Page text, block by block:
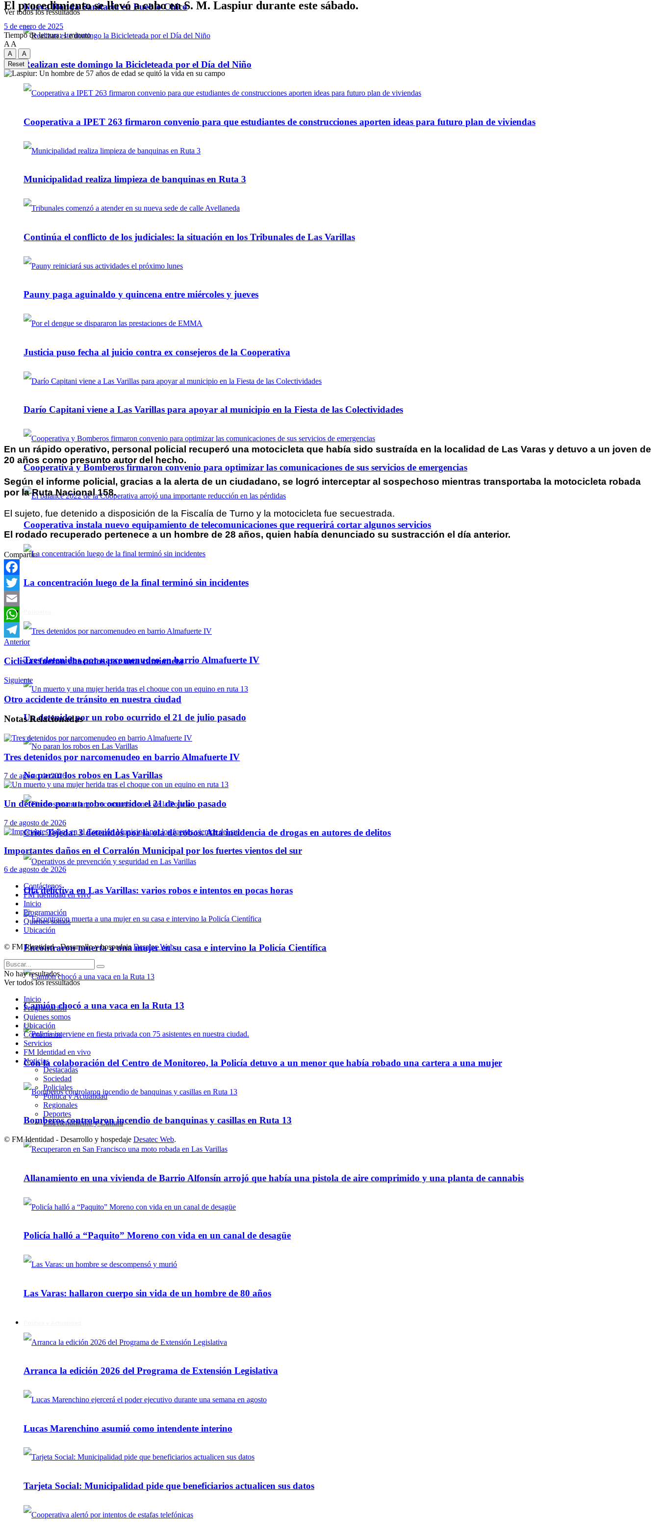
Nueva Ronda Sanitaria en Pueblo Chico
Realizan este domingo la Bicicleteada por el Día del Niño
Cooperativa a IPET 263 firmaron convenio para que estudiantes de construcciones aporten ideas para futuro plan de viviendas
Municipalidad realiza limpieza de banquinas en Ruta 3
Continúa el conflicto de los judiciales: la situación en los Tribunales de Las Varillas
Pauny paga aguinaldo y quincena entre miércoles y jueves
Justicia puso fecha al juicio contra ex consejeros de la Cooperativa
Darío Capitani viene a Las Varillas para apoyar al municipio en la Fiesta de las Colectividades
Cooperativa y Bomberos firmaron convenio para optimizar las comunicaciones de sus servicios de emergencias
Cooperativa instala nuevo equipamiento de telecomunicaciones que requerirá cortar algunos servicios
La concentración luego de la final terminó sin incidentes
Tres detenidos por narcomenudeo en barrio Almafuerte IV
Un detenido por un robo ocurrido el 21 de julio pasado
No paran los robos en Las Varillas
Crio. Tejeda: 3 detenidos por la ola de robos. Alta incidencia de drogas en autores de delitos
Ola delictiva en Las Varillas: varios robos e intentos en pocas horas
Encontraron muerta a una mujer en su casa e intervino la Policía Científica
Camión chocó a una vaca en la Ruta 13
Con la colaboración del Centro de Monitoreo, la Policía detuvo a un menor que había robado una cartera a una mujer
Bomberos controlaron incendio de banquinas y casillas en Ruta 13
Allanamiento en una vivienda de Barrio Alfonsín arrojó que había una pistola de aire comprimido y una planta de cannabis
Policía halló a “Paquito” Moreno con vida en un canal de desagüe
Las Varas: hallaron cuerpo sin vida de un hombre de 80 años
Arranca la edición 2026 del Programa de Extensión Legislativa
Lucas Marenchino asumió como intendente interino
Tarjeta Social: Municipalidad pide que beneficiarios actualicen sus datos
Ver todos los ressultados
El procedimiento se llevó a cabo en S. M. Laspiur durante este sábado.
5 de enero de 2025
Tiempo de lectura: 1 minuto
A A
A
A
Reset
En un rápido operativo, personal policial recuperó una motocicleta que había sido sustraída en la localidad de Las Varas y detuvo a un joven de
20 años como presunto autor del hecho.
Según el informe policial, gracias a la alerta de un ciudadano, se logró interceptar al sospechoso mientras transportaba la motocicleta robada
por la Ruta Nacional 158.
El sujeto, fue detenido a disposición de la Fiscalía de Turno y la motocicleta fue secuestrada.
El rodado recuperado pertenece a un hombre de 28 años, quien había denunciado su sustracción el día anterior.
Compartir:
Facebook
Twitter
Email
WhatsApp
Telegram
Anterior
Ciclistas fueron chocados por una camioneta
Siguiente
Otro accidente de tránsito en nuestra ciudad
NotasRelacionadas
Tres detenidos por narcomenudeo en barrio Almafuerte IV
7 de agosto de 2026
Un detenido por un robo ocurrido el 21 de julio pasado
7 de agosto de 2026
Importantes daños en el Corralón Municipal por los fuertes vientos del sur
6 de agosto de 2026
Contáctenos
FM Identidad en vivo
Inicio
Programación
Quienes somos
Ubicación
© FM Identidad - Desarrollo y hospedajeDesatec Web.
No hay resultados.
Ver todos los ressultados
Inicio
Programación
Quienes somos
Ubicación
Contáctenos
Servicios
FM Identidad en vivo
Noticias
Destacadas
Sociedad
Policiales
Política y Actualidad
Regionales
Deportes
Entretenimiento y Cultura
© FM Identidad - Desarrollo y hospedaje Desatec Web.